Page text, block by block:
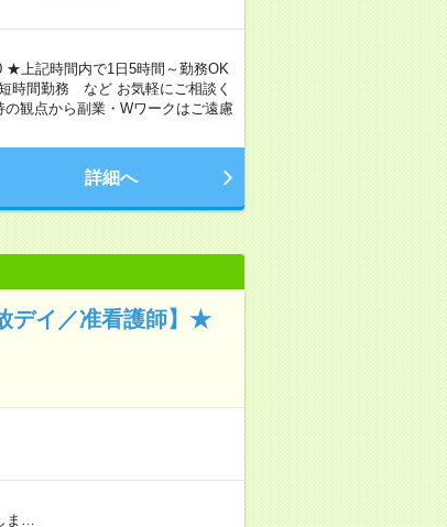
★上記時間内で1日5時間～勤務OK
時間勤務 など お気軽にご相談く
観点から副業・Wワークはご遠慮
詳細へ
デイ／准看護師】★
ま…